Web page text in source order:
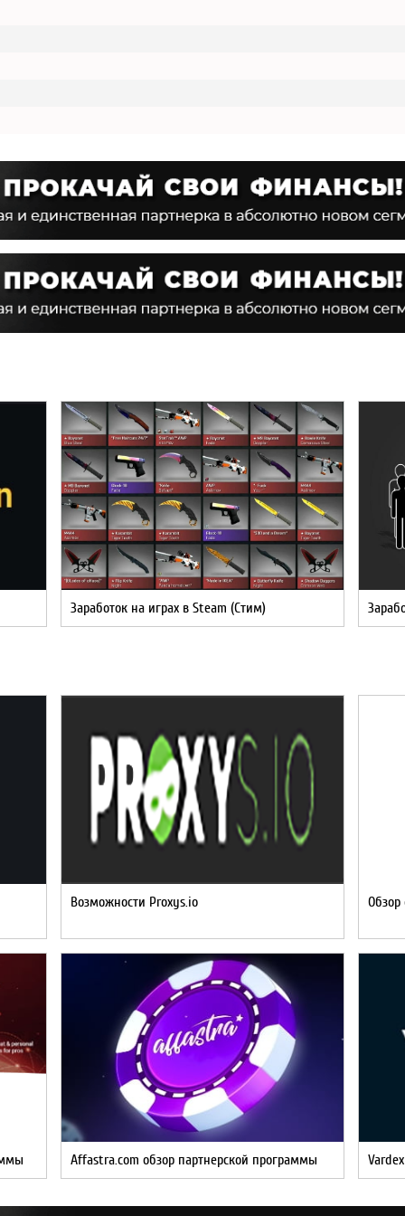
Заработок на играх в Steam (Стим)
Возможности Proxys.io Обзор
Affastra.com обзор партнерской программы